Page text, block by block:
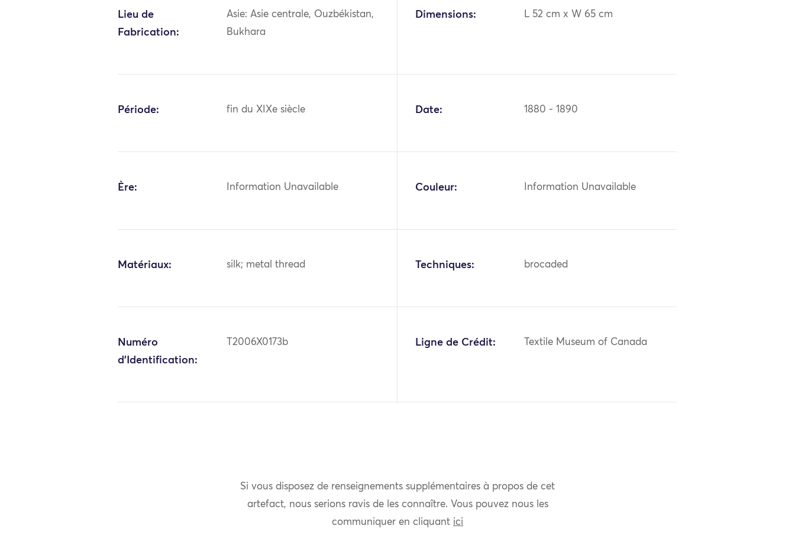
Lieu de
Fabrication:
Asie: Asie centrale, Ouzbékistan,
Bukhara
Dimensions: L 52 cm x W 65 cm
Période: fin du XIXe siècle Date: 1880 - 1890
Ère: Information Unavailable Couleur: Information Unavailable
Matériaux: silk; metal thread Techniques: brocaded
Numéro
d'Identification:
T2006X0173b Ligne de Crédit: Textile Museum of Canada
Si vous disposez de renseignements supplémentaires à propos de cet
artefact, nous serions ravis de les connaître. Vous pouvez nous les
communiquer en cliquant ici